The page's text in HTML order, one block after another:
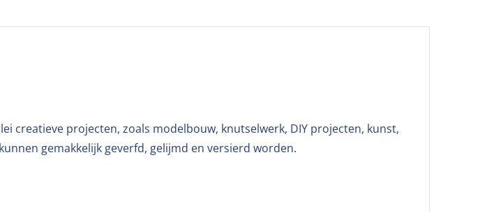
creatieve projecten, zoals modelbouw, knutselwerk, DIY projecten, kunst,
gemakkelijk geverfd, gelijmd en versierd worden.